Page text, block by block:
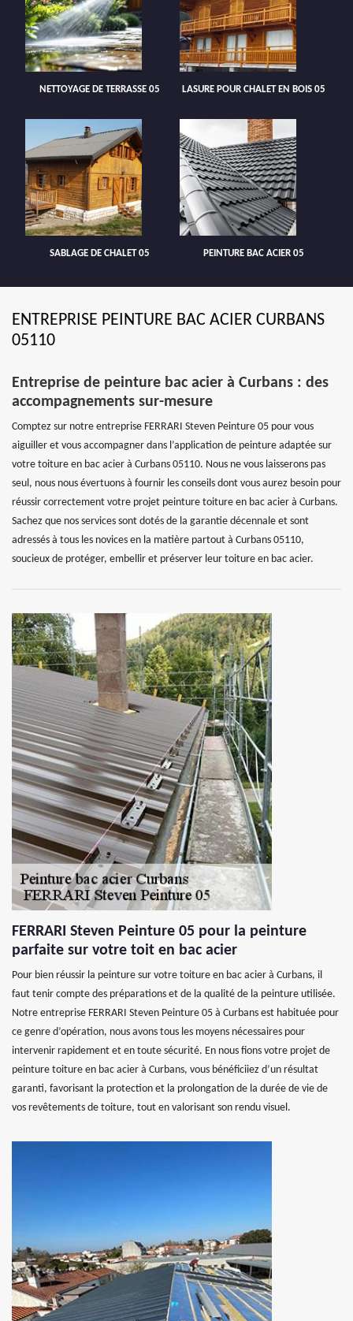
NETTOYAGE DE TERRASSE 05 LASURE POUR CHALET EN BOIS 05
SABLAGE DE CHALET 05 PEINTURE BAC ACIER 05
ENTREPRISE PEINTURE BAC ACIER CURBANS
05110
Entreprise de peinture bac acier à Curbans : des
accompagnements sur-mesure
Comptez sur notre entreprise FERRARI Steven Peinture 05 pour vous
aiguiller et vous accompagner dans l’application de peinture adaptée sur
votre toiture en bac acier à Curbans 05110. Nous ne vous laisserons pas
seul, nous nous évertuons à fournir les conseils dont vous aurez besoin pour
réussir correctement votre projet peinture toiture en bac acier à Curbans.
Sachez que nos services sont dotés de la garantie décennale et sont
adressés à tous les novices en la matière partout à Curbans 05110,
soucieux de protéger, embellir et préserver leur toiture en bac acier.
FERRARI Steven Peinture 05 pour la peinture
parfaite sur votre toit en bac acier
Pour bien réussir la peinture sur votre toiture en bac acier à Curbans, il
faut tenir compte des préparations et de la qualité de la peinture utilisée.
Notre entreprise FERRARI Steven Peinture 05 à Curbans est habituée pour
ce genre d’opération, nous avons tous les moyens nécessaires pour
intervenir rapidement et en toute sécurité. En nous fions votre projet de
peinture toiture en bac acier à Curbans, vous bénéficiiez d’un résultat
garanti, favorisant la protection et la prolongation de la durée de vie de
vos revêtements de toiture, tout en valorisant son rendu visuel.